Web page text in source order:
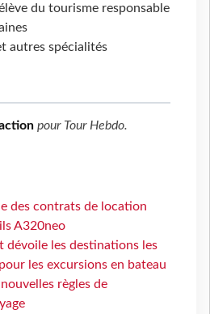
du tourisme responsable
autres spécialités
pour Tour Hebdo.
des contrats de location
A320neo
dévoile les destinations les
les excursions en bateau
règles de